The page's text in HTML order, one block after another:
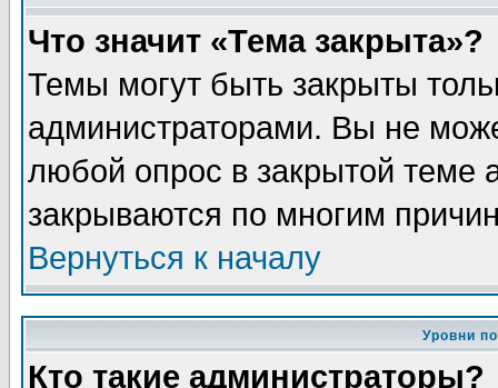
Что значит «Тема закрыта»?
Темы могут быть закрыты
администраторами. Вы не
любой опрос в закрытой теме
закрываются по многим
Вернуться к началу
Уровни
Кто такие администраторы?